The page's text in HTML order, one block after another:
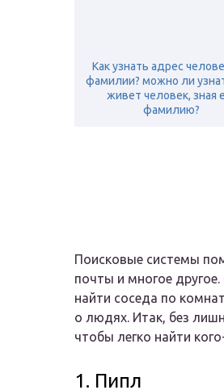
Как узнать адрес
фамилии? можно ли
живет человек, зная
фамилию?
Поисковые системы
почты и многое
найти соседа по
о людях. Итак, без
чтобы легко найти
1. Пипл